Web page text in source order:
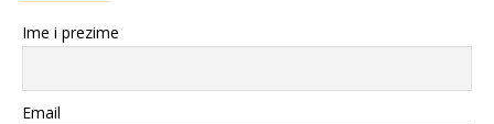
Ime i prezime
Email